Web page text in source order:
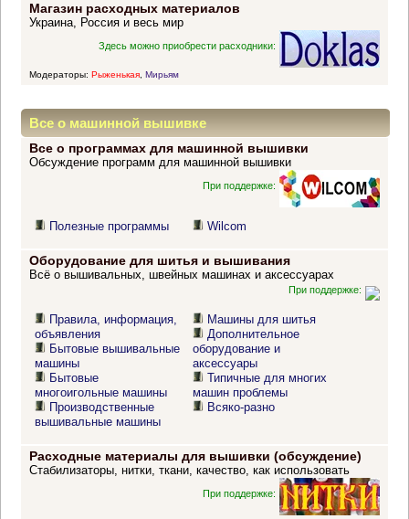
Магазин расходных материалов
Украина, Россия и весь мир
Здесь можно приобрести расходники:
Модераторы: Рыженькая, Мирьям
Все о машинной вышивке
Все о программах для машинной вышивки
Обсуждение программ для машинной вышивки
При поддержке:
Полезные программы Wilcom
Оборудование для шитья и вышивания
Всё о вышивальных, швейных машинах и аксессуарах
При поддержке:
Правила, информация,
объявления
Бытовые вышивальные
машины
Бытовые
многоигольные машины
Производственные
вышивальные машины
Машины для шитья
Дополнительное
оборудование и
аксессуары
Типичные для многих
машин проблемы
Всяко-разно
Расходные материалы для вышивки (обсуждение)
Стабилизаторы, нитки, ткани, качество, как использовать
При поддержке: